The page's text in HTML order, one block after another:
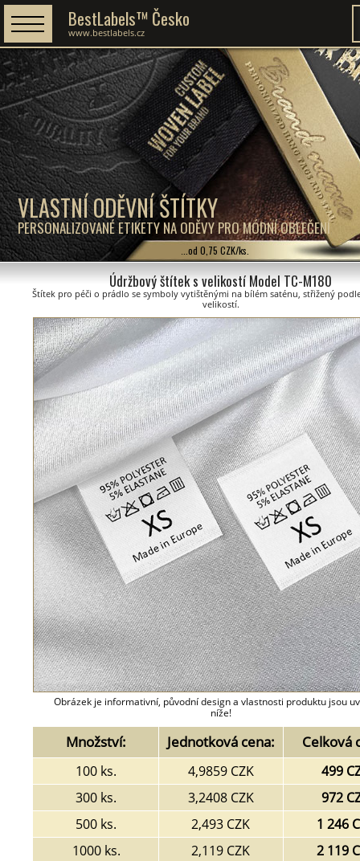
VLASTNÍ ODĚVNÍ ŠTÍTKY
PERSONALIZOVANÉ ETIKETY NA ODĚVY PRO MÓDNÍ OBLEČENÍ
BestLabels™ Česko
www.bestlabels.cz
...od 0,75 CZK/ks.
Údržbový štítek s velikostí Model TC-M180
Štítek pro péči o prádlo se symboly vytištěnými na bílém saténu, střižený
velikostí.
Obrázek je informativní, původní design a vlastnosti produktu jsou
níže!
Množství: Jednotková cena: Celková
100 ks. 4,9859 CZK
499
300 ks.
3,2408 CZK
972
500 ks.
2,493 CZK
1 246
1000 ks.
2,119 CZK
2 119